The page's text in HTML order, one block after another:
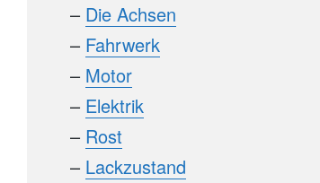
– Die Achsen
– Fahrwerk
– Motor
– Elektrik
– Rost
– Lackzustand